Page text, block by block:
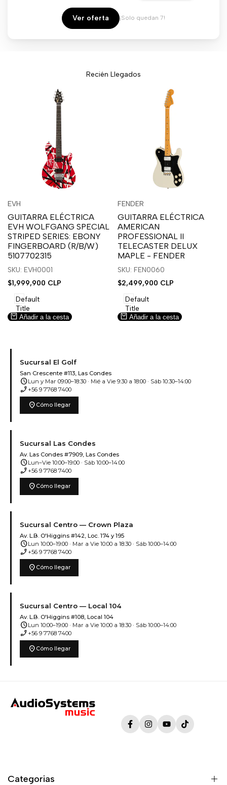
venta
Ver oferta ¡Solo quedan 7!
Recién Llegados
sesión
para
usar
la
lista
deseos.
para
usar
Compare
Proveedor:
EVH
GUITARRA ELÉCTRICA
EVH WOLFGANG SPECIAL
STRIPED SERIES: EBONY
FINGERBOARD (R/B/W)
5107702315
SKU: EVH0001
Precio
venta
$1,999,900 CLP
Default
Title
Añadir a la cesta
sesión
para
usar
la
lista
deseos.
sesión
para
usar
Compare
Vista
Proveedor:
FENDER
GUITARRA ELÉCTRICA
AMERICAN
PROFESSIONAL II
TELECASTER DELUX
MAPLE - FENDER
SKU: FEN0060
Precio
venta
$2,499,900 CLP
Default
Title
Añadir a la cesta
Sucursal El Golf
San Crescente #113, Las Condes
scheduleLun y Mar 09:00–18:30 · Mié a Vie 9:30 a 18:00 · Sáb 10:30–14:00
phone_enabled +56 9 7768 7400
location_on Cómo llegar
Sucursal Las Condes
Av. Las Condes #7909, Las Condes
scheduleLun–Vie 10:00–19:00 · Sáb 10:00–14:00
phone_enabled +56 9 7768 7400
location_on Cómo llegar
Sucursal Centro — Crown Plaza
Av. L.B. O'Higgins #142, Loc. 174 y 195
scheduleLun 10:00–19:00 · Mar a Vie 10:00 a 18:30 · Sáb 10:00–14:00
phone_enabled +56 9 7768 7400
location_on Cómo llegar
Sucursal Centro — Local 104
Av. L.B. O'Higgins #108, Local 104
scheduleLun 10:00–19:00 · Mar a Vie 10:00 a 18:30 · Sáb 10:00–14:00
phone_enabled +56 9 7768 7400
location_on Cómo llegar
FacebookInstagramYouTubeTikTok
Categorias